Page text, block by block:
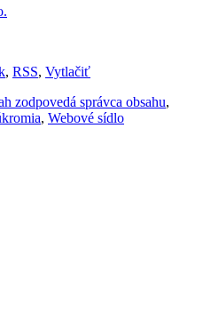
, RSS, Vytlačiť
zodpovedá správca obsahu,
, Webové sídlo